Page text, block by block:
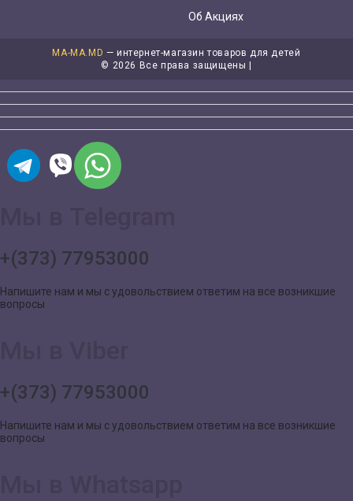
Об Акциях
MA-MA.MD — интернет-магазин товаров для детей
© 2026 Все права защищены |
+(373) 77953000
Напишите нам и мы с удовольствием ответим на все возникшие
вопросы
+(373) 77953000
Напишите нам и мы с удовольствием ответим на все возникшие
вопросы